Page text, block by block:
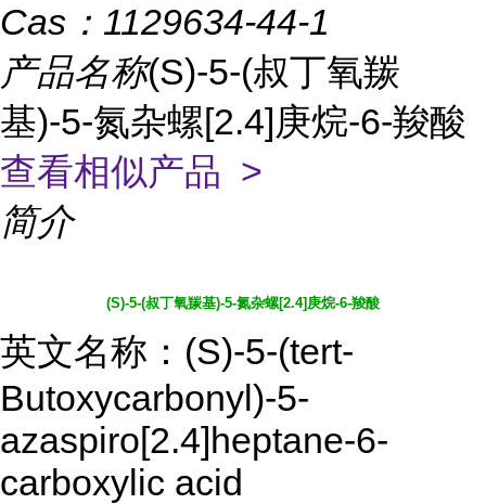
Cas： 1129634-44-1
产品名称(S)-5-(叔丁氧羰
基)-5-氮杂螺[2.4]庚烷-6-羧酸
查看相似产品 >
简介
(S)-5-(叔丁氧羰基)-5-氮杂螺[2.4]庚烷-6-羧酸
英文名称：(S)-5-(tert-
Butoxycarbonyl)-5-
azaspiro[2.4]heptane-6-
carboxylic acid